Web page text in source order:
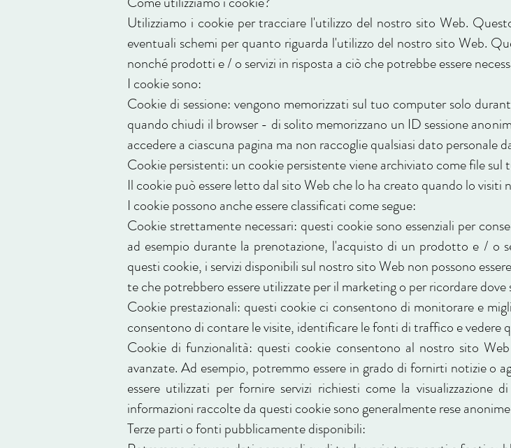
Utilizziamo i cookie per tracciare l'utilizzo del nostro sito Web.
eventuali schemi per quanto riguarda l'utilizzo del nostro sito Web.
nonché prodotti e / o servizi in risposta a ciò che potrebbe essere
I cookie sono:
Cookie di sessione: vengono memorizzati sul tuo computer solo
quando chiudi il browser - di solito memorizzano un ID sessione
accedere a ciascuna pagina ma non raccoglie qualsiasi dato personale
Cookie persistenti: un cookie persistente viene archiviato come file
Il cookie può essere letto dal sito Web che lo ha creato quando lo visiti
I cookie possono anche essere classificati come segue:
Cookie strettamente necessari: questi cookie sono essenziali per
ad esempio durante la prenotazione, l'acquisto di un prodotto e / o
questi cookie, i servizi disponibili sul nostro sito Web non possono
te che potrebbero essere utilizzate per il marketing o per ricordare
Cookie prestazionali: questi cookie ci consentono di monitorare e
consentono di contare le visite, identificare le fonti di traffico e vedere
Cookie di funzionalità: questi cookie consentono al nostro sito
avanzate. Ad esempio, potremmo essere in grado di fornirti notizie o
essere utilizzati per fornire servizi richiesti come la
informazioni raccolte da questi cookie sono generalmente rese
Terze parti o fonti pubblicamente disponibili: